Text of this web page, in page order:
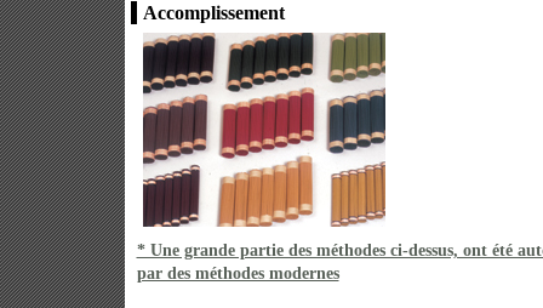
Accomplissement
* Une grande partie des méthodes ci-dessus, ont été
par des méthodes modernes